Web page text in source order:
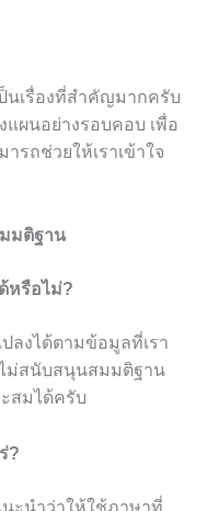
นเรื่องที่สำคัญมากครับ
แผนอย่างรอบคอบ เพื่อ
รถช่วยให้เราเข้าใจ
มติฐาน
หรือไม่?
ลงได้ตามข้อมูลที่เรา
ม่สนับสนุนสมมติฐาน
ะสมได้ครับ
?
ะนำว่าให้ใช้ภาษาที่